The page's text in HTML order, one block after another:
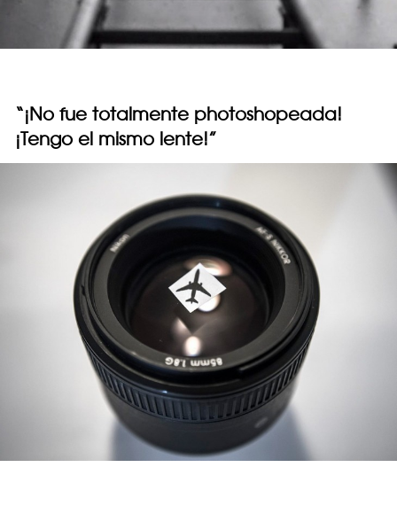
“¡No fue totalmente photoshopeada!
¡Tengo el mismo lente!”